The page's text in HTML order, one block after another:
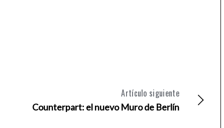
Artículo siguiente
Counterpart: el nuevo Muro de Berlín